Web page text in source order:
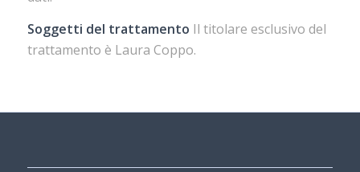
Soggetti del trattamento Il titolare esclusivo del
trattamento è Laura Coppo.